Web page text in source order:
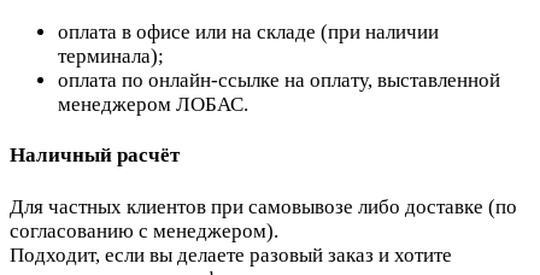
оплата в офисе или на складе (при наличии
терминала);
оплата по онлайн-ссылке на оплату, выставленной
менеджером ЛОБАС.
Наличный расчёт
Для частных клиентов при самовывозе либо доставке (по
согласованию с менеджером).
Подходит, если вы делаете разовый заказ и хотите